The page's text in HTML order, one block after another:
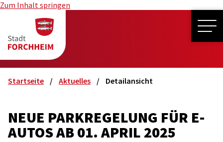
Zum Inhalt springen
Startseite Aktuelles Detailansicht
NEUE PARKREGELUNG FÜR E-
AUTOS AB 01. APRIL 2025